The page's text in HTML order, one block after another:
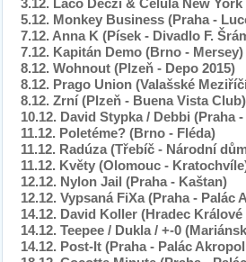
3.12. Laco Deczi & Celula New
5.12. Monkey Business (Praha -
7.12. Anna K (Písek - Divadlo F.
7.12. Kapitán Demo (Brno - Mersey)
8.12. Wohnout (Plzeň - Depo 2015)
8.12. Prago Union (Valašské
8.12. Zrní (Plzeň - Buena Vista Club)
10.12. David Stypka / Debbi (Praha
11.12. Poletéme? (Brno - Fléda)
11.12. Radúza (Třebíč - Národní
11.12. Květy (Olomouc -
12.12. Nylon Jail (Praha - Kaštan)
12.12. Vypsaná FiXa (Praha - Palác
14.12. David Koller (Hradec
14.12. Teepee / Dukla / +-0
14.12. Post-It (Praha - Palác